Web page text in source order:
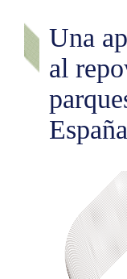
Una
al
España